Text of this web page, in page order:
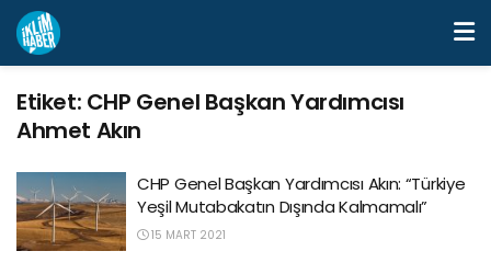
Etiket: CHP Genel Başkan Yardımcısı
Ahmet Akın
CHP Genel Başkan Yardımcısı Akın: “Türkiye
Yeşil Mutabakatın Dışında Kalmamalı”
15 MART 2021